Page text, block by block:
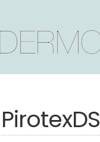
PirotexDS